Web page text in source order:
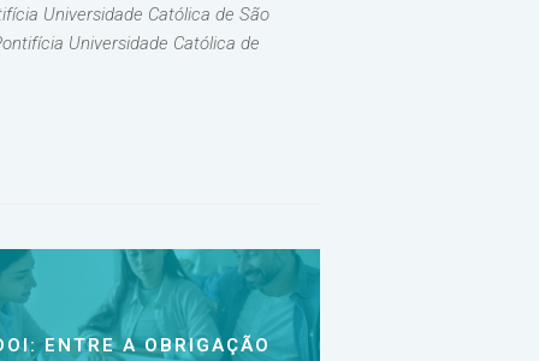
Universidade Católica de São
Universidade Católica de
ENTRE A OBRIGAÇÃO